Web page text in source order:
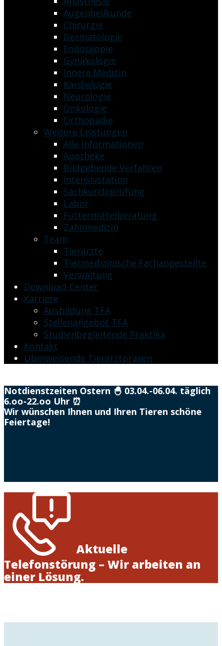
Augenheilkunde
Chirurgie
Dermatologie
Endoskopie
Gynäkologie
Innere Medizin
Kardiologie
Neurologie
Onkologie
Orthopädie
Weitere Leistungen
Alle Informationen
Apotheke
Bildgebende Verfahren
Intensivstation
Sachkundeprüfung
Labor
Futtermittelberatung
Zahnmedizin
Team
Tierärzte
Tiermedizinische Fachangestellte
Verwaltung
Download-Center
Karriere
Ausbildung TFA
Stellenangebot TFA
Studienbegleitende Praktika
Kontakt
Überweisende Tierarztpraxen
Notdienstzeiten Ostern 🐣 03.04.-06.04. täglich
6.oo-22.oo Uhr ⏰
Wir wünschen Ihnen und Ihren Tieren schöne
Feiertage!
Aktuelle
Telefonstörung – Wir arbeiten an
einer Lösung.